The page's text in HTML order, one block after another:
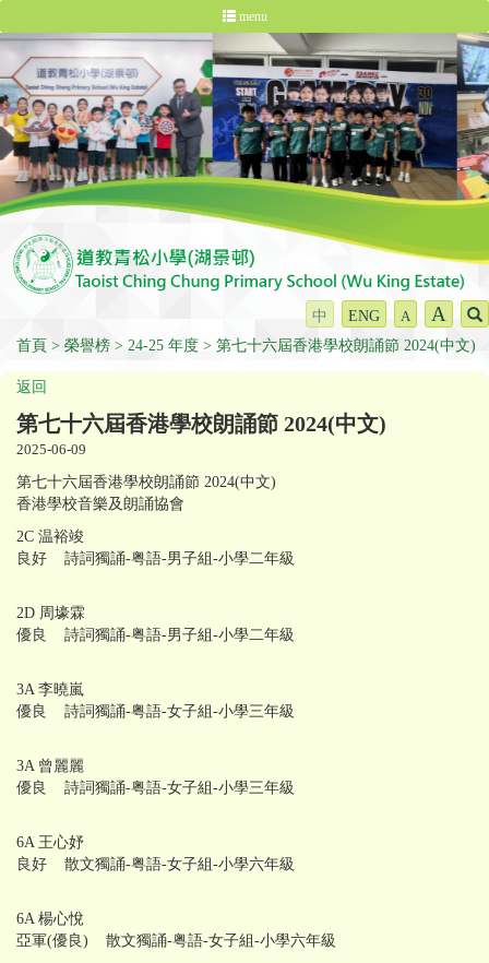
menu
中 ENG A A
首頁 榮譽榜 24-25 年度 第七十六屆香港學校朗誦節 2024(中文)
返回
第七十六屆香港學校朗誦節 2024(中文)
2025-06-09
第七十六屆香港學校朗誦節 2024(中文)
香港學校音樂及朗誦協會
2C 温裕竣
良好 詩詞獨誦-粤語-男子組-小學二年級
2D 周壕霖
優良 詩詞獨誦-粤語-男子組-小學二年級
3A 李曉嵐
優良 詩詞獨誦-粤語-女子組-小學三年級
3A 曾麗麗
優良 詩詞獨誦-粤語-女子組-小學三年級
6A 王心妤
良好 散文獨誦-粤語-女子組-小學六年級
6A 楊心悅
亞軍(優良) 散文獨誦-粤語-女子組-小學六年級